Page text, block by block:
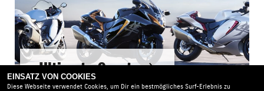
Ultimate Sport
EINSATZ VON COOKIES
Diese Webseite verwendet Cookies, um Dir ein bestmögliches Surf-Erlebnis zu